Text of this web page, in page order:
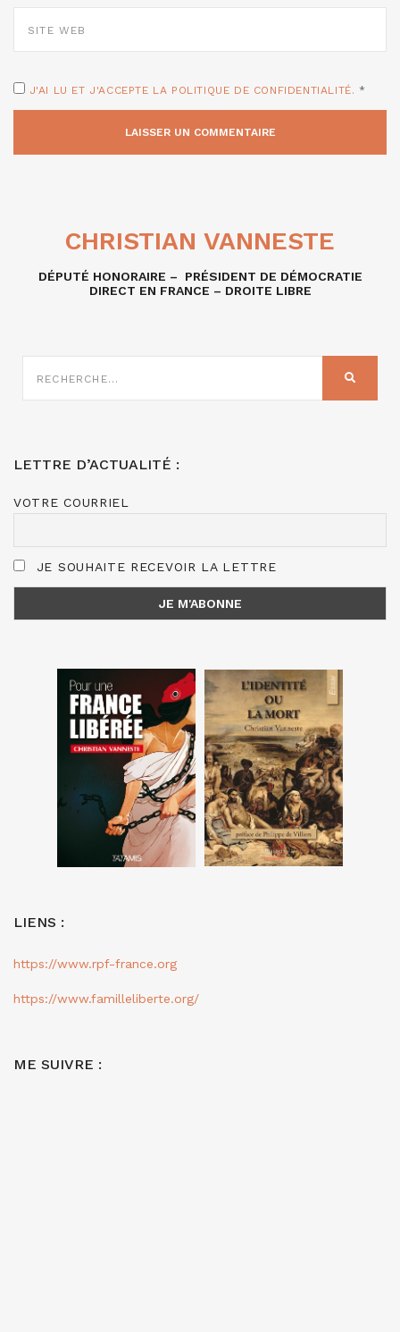
WEB
J'AI LU ET J'ACCEPTE LA POLITIQUE DE CONFIDENTIALITÉ. *
CHRISTIAN VANNESTE
DÉPUTÉ HONORAIRE – PRÉSIDENT DE DÉMOCRATIE
DIRECT EN FRANCE – DROITE LIBRE
SUR
LETTRE D’ACTUALITÉ :
VOTRE COURRIEL
JE SOUHAITE RECEVOIR LA LETTRE
LIENS :
https://www.rpf-france.org
https://www.familleliberte.org/
ME SUIVRE :